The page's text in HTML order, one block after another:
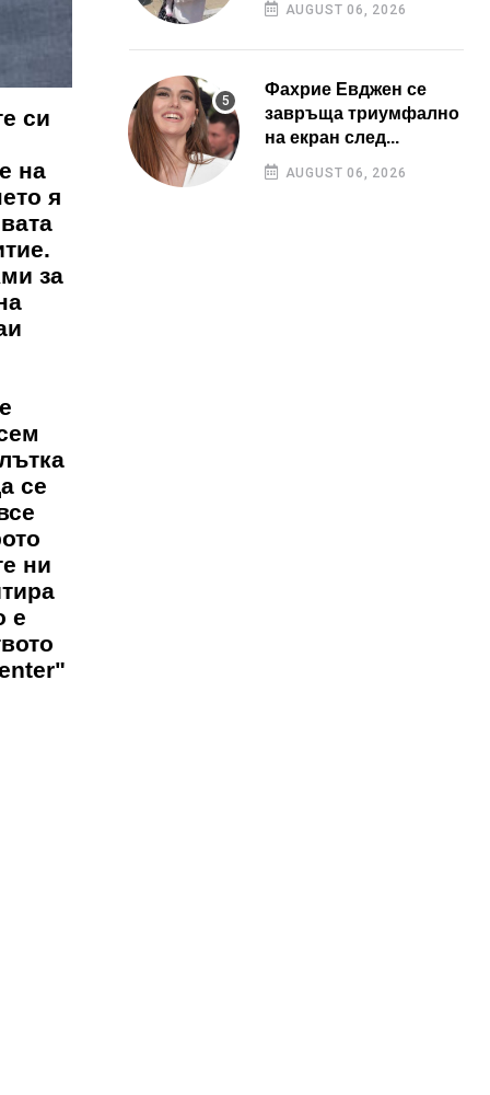
си
на
я
за
се
ни
е
AUGUST 06, 2026
Фахрие Евджен се
завръща триумфално
на екран след...
AUGUST 06, 2026